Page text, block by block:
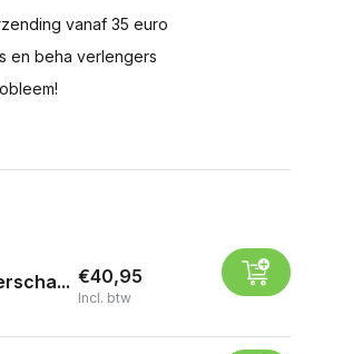
vanaf 35 euro
en beha verlengers
€40,95
Incl. btw